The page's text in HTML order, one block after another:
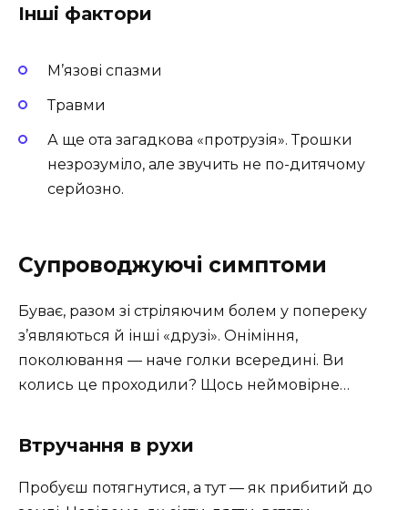
Інші фактори
М’язові спазми
Травми
А ще ота загадкова «протрузія». Трошки
незрозуміло, але звучить не по-дитячому
серйозно.
Супроводжуючі симптоми
Буває, разом зі стріляючим болем у попереку
з’являються й інші «друзі». Оніміння,
поколювання — наче голки всередині. Ви
колись це проходили? Щось неймовірне…
Втручання в рухи
Пробуєш потягнутися, а тут — як прибитий до